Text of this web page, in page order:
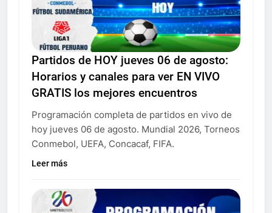
Partidos de HOY jueves 06 de agosto:
Horarios y canales para ver EN VIVO
GRATIS los mejores encuentros
Programación completa de partidos en vivo de
hoy jueves 06 de agosto. Mundial 2026, Torneos
Conmebol, UEFA, Concacaf, FIFA.
Leer más